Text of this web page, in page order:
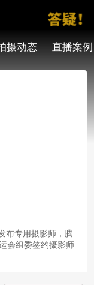
摄动态 直播案例
布专用摄影师，腾
会组委签约摄影师